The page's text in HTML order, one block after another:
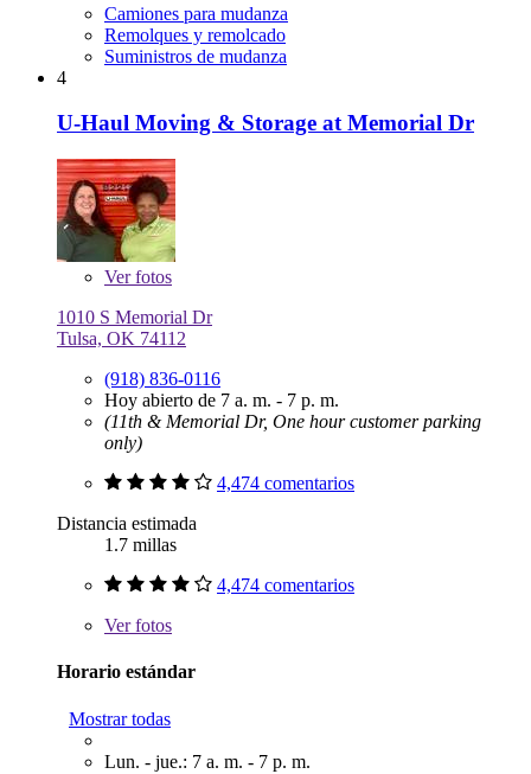
Camiones para mudanza
Remolques y remolcado
Suministros de mudanza
4
U-Haul Moving & Storage at Memorial Dr
Verfotos
1010 S Memorial Dr
Tulsa, OK 74112
(918) 836-0116
Hoy abierto de 7 a. m. - 7 p. m.
(11th & Memorial Dr, One hour customer parking
only)
4,474 comentarios
Distancia estimada
1.7 millas
4,474 comentarios
Verfotos
Horario estándar
Mostrar todas
Lun. - jue.: 7 a. m. - 7 p. m.